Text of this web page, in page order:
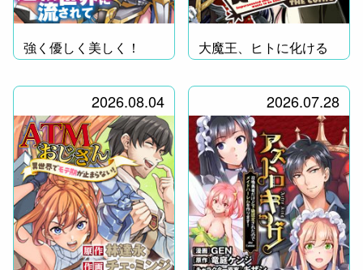
強く優しく美しく！ 大魔王、ヒトに化ける
2026.08.04 2026.07.28